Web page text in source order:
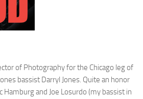
of Photography for the Chicago leg of
bassist Darryl Jones. Quite an honor
Hamburg and Joe Losurdo (my bassist in